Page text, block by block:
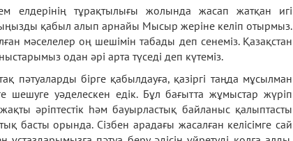
елдерінің тұрақтылығы жолында жасап жатқан игі
қабыл алып арнайы Мысыр жеріне келіп отырмыз.
мәселелер оң шешімін табады деп сенеміз. Қазақстан
одан әрі арта түседі деп күтеміз.
пәтуаларды бірге қабылдауға, қазіргі таңда мұсылман
шешуге уәделескен едік. Бұл бағытта жұмыстар жүріп
әріптестік һәм бауырластық байланыс қалыптасты
басты орында. Сізбен арадағы жасалған келісімге сай